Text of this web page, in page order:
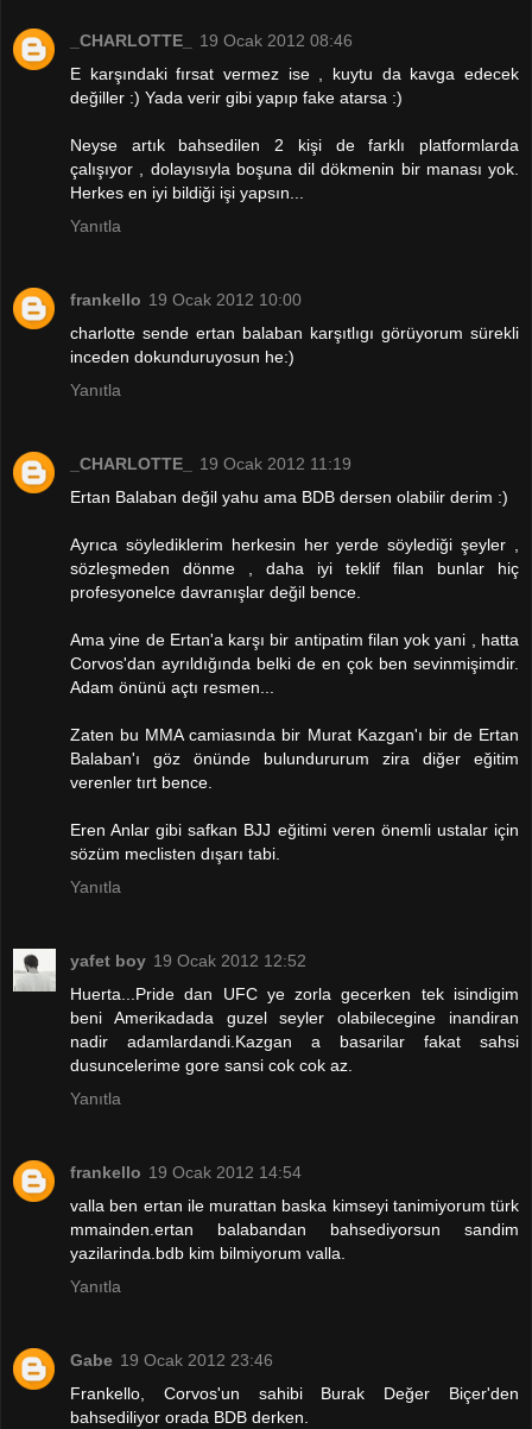
_CHARLOTTE_
19 Ocak 2012 08:46
E karşındaki fırsat vermez ise , kuytu da kavga edecek
değiller :) Yada verir gibi yapıp fake atarsa :)
Neyse artık bahsedilen 2 kişi de farklı platformlarda
çalışıyor , dolayısıyla boşuna dil dökmenin bir manası yok.
Herkes en iyi bildiği işi yapsın...
Yanıtla
frankello 19 Ocak 2012 10:00
charlotte sende ertan balaban karşıtlıgı görüyorum sürekli
inceden dokunduruyosun he:)
Yanıtla
_CHARLOTTE_
19 Ocak 2012 11:19
Ertan Balaban değil yahu ama BDB dersen olabilir derim :)
Ayrıca söylediklerim herkesin her yerde söylediği şeyler ,
sözleşmeden dönme , daha iyi teklif filan bunlar hiç
profesyonelce davranışlar değil bence.
Ama yine de Ertan'a karşı bir antipatim filan yok yani , hatta
Corvos'dan ayrıldığında belki de en çok ben sevinmişimdir.
Adam önünü açtı resmen...
Zaten bu MMA camiasında bir Murat Kazgan'ı bir de Ertan
Balaban'ı göz önünde bulundururum zira diğer eğitim
verenler tırt bence.
Eren Anlar gibi safkan BJJ eğitimi veren önemli ustalar için
sözüm meclisten dışarı tabi.
Yanıtla
yafet boy 19 Ocak 2012 12:52
Huerta...Pride dan UFC ye zorla gecerken tek isindigim
beni Amerikadada guzel seyler olabilecegine inandiran
nadir adamlardandi.Kazgan a basarilar fakat sahsi
dusuncelerime gore sansi cok cok az.
Yanıtla
frankello 19 Ocak 2012 14:54
valla ben ertan ile murattan baska kimseyi tanimiyorum türk
mmainden.ertan balabandan bahsediyorsun sandim
yazilarinda.bdb kim bilmiyorum valla.
Yanıtla
Gabe 19 Ocak 2012 23:46
Frankello, Corvos'un sahibi Burak Değer Biçer'den
bahsediliyor orada BDB derken.